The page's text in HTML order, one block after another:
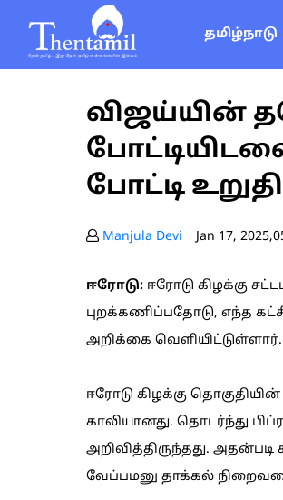
தமிழ்நாடு
விஜய்யின்
போட்டி
Manjula Devi Jan 17,
ஈரோடு: ஈரோடு கிழக்கு
புறக்கணிப்பதோடு, எந்த
அறிக்கை வெளியிட்டுள்ளார்.
ஈரோடு கிழக்கு
காலியானது. தொடர்ந்து
அறிவித்திருந்தது.
வேப்பமனு தாக்கல்